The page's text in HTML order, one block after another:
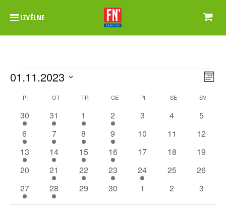
IZVĒLNE
Events Month
01.11.2023
date.Calendar
of
Events
PI PIRMDIENOTOTRDIENTR TREŠDIEN
CECETURTDIEN
PI PIEKTDIENSESESTDIEN
SV
1
event
30
1
event
31
1
event
1
1
event
2
0
3
0
4
0
5
1
event
6
1
event
7
1
event
8
1
event
9
0
10
0
11
0
12
1
event
13
2
events
14
1
event
15
1
event
16
0
17
0
18
0
19
0
20
1
event
21
1
event
22
2
events
23
1
event
24
0
25
0
26
1
event
27
1
event
28
0
29
0
30
0
1
0
2
0
3